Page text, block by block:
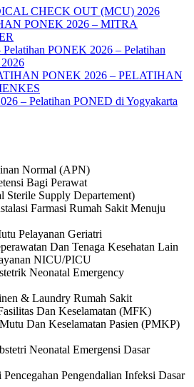
CHECK OUT (MCU) 2026
PONEK 2026 – MITRA
PONEK 2026 – Pelatihan
PONEK 2026 – PELATIHAN
– Pelatihan PONED di Yogyakarta
Normal (APN)
Bagi Perawat
Sterile Supply Departement)
Farmasi Rumah Sakit Menuju
Pelayanan Geriatri
Dan Tenaga Kesehatan Lain
NICU/PICU
Neonatal Emergency
& Laundry Rumah Sakit
Dan Keselamatan (MFK)
Dan Keselamatan Pasien (PMKP)
Neonatal Emergensi Dasar
Pengendalian Infeksi Dasar